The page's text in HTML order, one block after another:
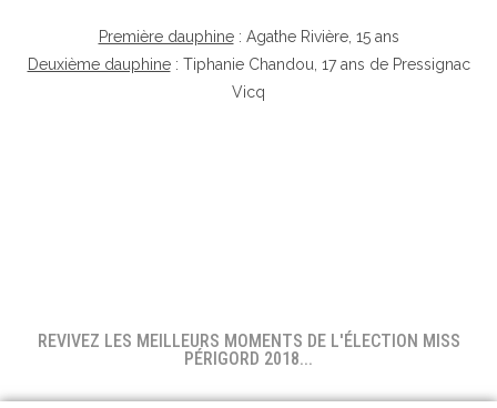
Première dauphine: Agathe Rivière, 15 ans
Deuxième dauphine: Tiphanie Chandou, 17 ans de Pressignac
Vicq
REVIVEZ LES MEILLEURS MOMENTS DE L'ÉLECTION MISS
PÉRIGORD 2018...